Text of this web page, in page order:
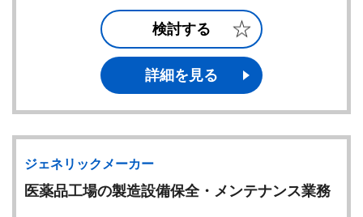
検討する
詳細を見る
ジェネリックメーカー
医薬品工場の製造設備保全・メンテナンス業務